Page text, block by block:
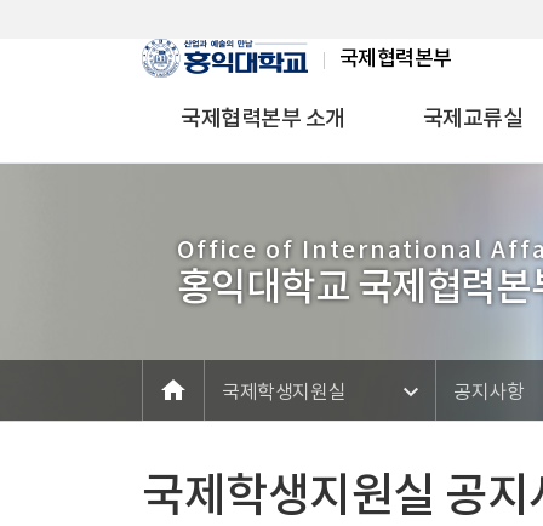
Skip Menu
국제협력본부
국제협력본부 소개 국제교류실
Office of International
홍익대학교 국제협력본
home 메인국제학생지원실 공지사항
국제학생지원실 공지